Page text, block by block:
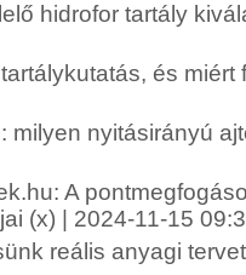
hidrofor tartály
és miért
milyen nyitásirányú
A
(x) | 2024-11-15
reális anyagi